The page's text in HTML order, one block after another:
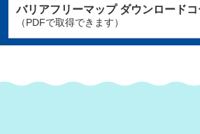
バリアフリーマップダウンロードコ
（PDFで取得できます）